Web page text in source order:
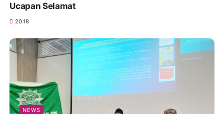
Ucapan Selamat
20.18
NEWS